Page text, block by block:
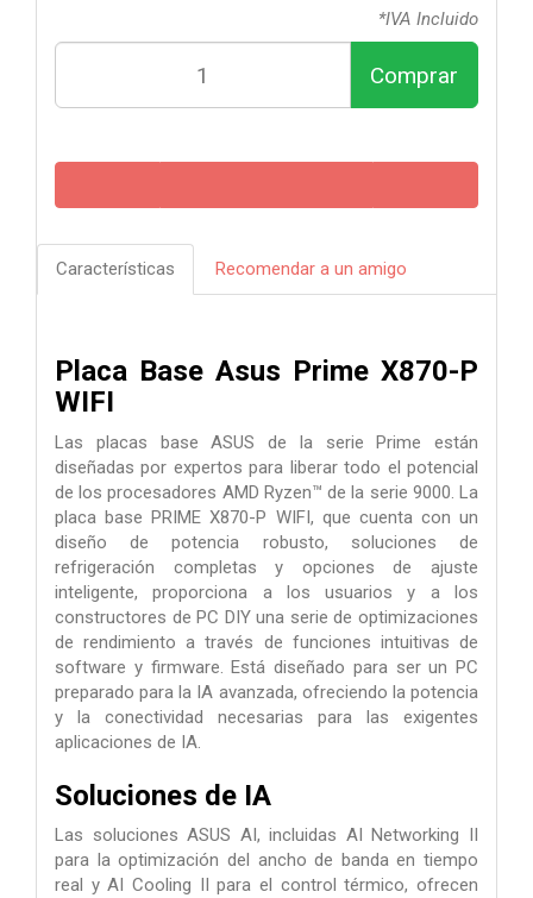
*IVA Incluido
Comprar
Características Recomendar a un amigo
Placa Base Asus Prime X870-P
WIFI
Las placas base ASUS de la serie Prime están
diseñadas por expertos para liberar todo el potencial
de los procesadores AMD Ryzen™ de la serie 9000. La
placa base PRIME X870-P WIFI, que cuenta con un
diseño de potencia robusto, soluciones de
refrigeración completas y opciones de ajuste
inteligente, proporciona a los usuarios y a los
constructores de PC DIY una serie de optimizaciones
de rendimiento a través de funciones intuitivas de
software y firmware. Está diseñado para ser un PC
preparado para la IA avanzada, ofreciendo la potencia
y la conectividad necesarias para las exigentes
aplicaciones de IA.
Soluciones de IA
Las soluciones ASUS AI, incluidas AI Networking II
para la optimización del ancho de banda en tiempo
real y AI Cooling II para el control térmico, ofrecen